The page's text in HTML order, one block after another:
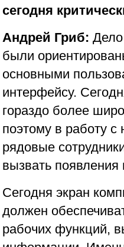
сегодня
Андрей Гриб:
были
основными
интерфейсу.
гораздо более
поэтому в работу
рядовые
вызвать
Сегодня экран
должен
рабочих функций,